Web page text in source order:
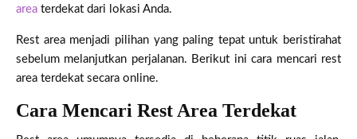
area terdekat dari lokasi Anda.
Rest area menjadi pilihan yang paling tepat untuk beristirahat
sebelum melanjutkan perjalanan. Berikut ini cara mencari rest
area terdekat secara online.
Cara Mencari Rest Area Terdekat